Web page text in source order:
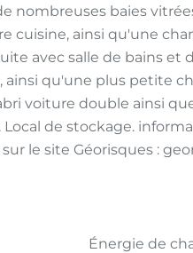
nombreuses baies
cuisine, ainsi qu'une
avec salle de bains et
ainsi qu'une plus petite
voiture double ainsi
de stockage.
le site Géorisques :
Énergie de